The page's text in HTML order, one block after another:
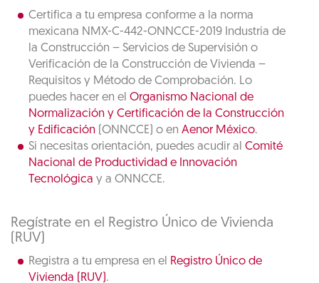
Certifica a tu empresa conforme a la norma
mexicana NMX-C-442-ONNCCE-2019 Industria de
la Construcción – Servicios de Supervisión o
Verificación de la Construcción de Vivienda –
Requisitos y Método de Comprobación. Lo
puedes hacer en elOrganismo Nacional de
Normalización y Certificación de la Construcción
y Edificación (ONNCCE) o enAenor México.
Si necesitas orientación, puedes acudir alComité
Nacional de Productividad e Innovación
Tecnológica y a ONNCCE.
Regístrate en el Registro Único de Vivienda
(RUV)
Registra a tu empresa en el Registro Único de
Vivienda (RUV) .